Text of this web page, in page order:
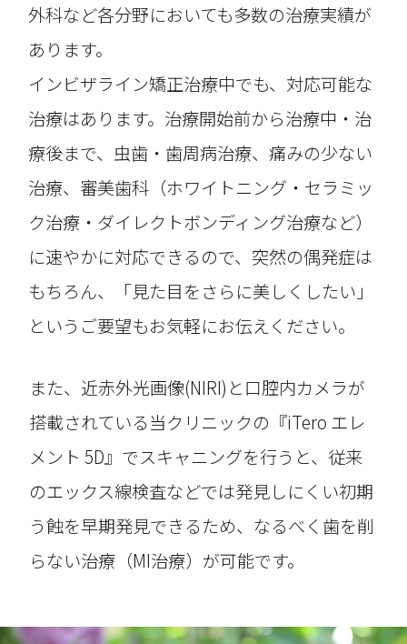
外科など各分野においても多数の治療実績が
あります。
インビザライン矯正治療中でも、対応可能な
治療はあります。治療開始前から治療中・治
療後まで、虫歯・歯周病治療、痛みの少ない
治療、審美歯科（ホワイトニング・セラミッ
ク治療・ダイレクトボンディング治療など）
に速やかに対応できるので、突然の偶発症は
もちろん、「見た目をさらに美しくしたい」
というご要望もお気軽にお伝えください。
また、近赤外光画像(NIRI)と口腔内カメラが
搭載されている当クリニックの『iTero エレ
メント 5D』でスキャニングを行うと、従来
のエックス線検査などでは発見しにくい初期
う蝕を早期発見できるため、なるべく歯を削
らない治療（MI治療）が可能です。